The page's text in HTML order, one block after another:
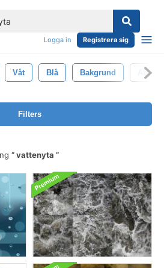
Logga in Registrera sig
Våt Blå Bakgrund
Filters
vattenyta